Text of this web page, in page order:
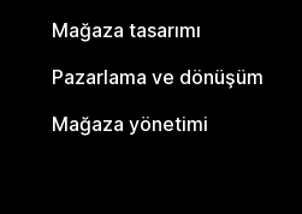
Mağaza tasarımı
Pazarlama ve dönüşüm
Mağaza yönetimi